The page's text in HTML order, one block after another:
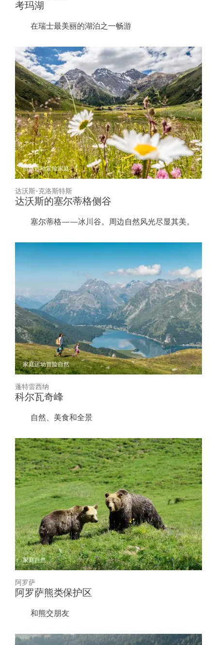
考玛湖
在瑞士最美丽的湖泊之一畅游
自然运动冒险家庭
达沃斯-克洛斯特斯
达沃斯的塞尔蒂格侧谷
塞尔蒂格——冰川谷。周边自然风光尽显其美。
家庭运动冒险自然
蓬特雷西纳
科尔瓦奇峰
自然、美食和全景
家庭自然
阿罗萨
阿罗萨熊类保护区
和熊交朋友